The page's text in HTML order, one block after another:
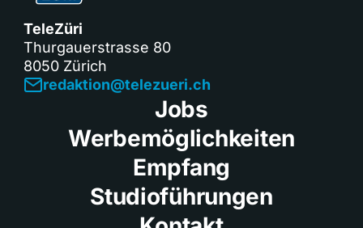
TeleZüri
Thurgauerstrasse 80
8050 Zürich
redaktion@telezueri.ch
Jobs
Werbemöglichkeiten
Empfang
Studioführungen